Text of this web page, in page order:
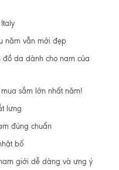
năm vẫn mới đẹp
đồ da dành cho nam của
sắm lớn nhất năm!
lưng
đúng chuẩn
bố
giới dễ dàng và ưng ý